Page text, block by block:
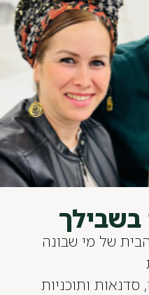
מי שבונה
ותוכניות